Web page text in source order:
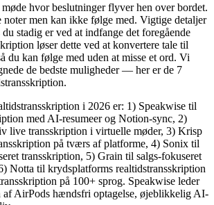
hvor beslutninger flyver hen over bordet.
noter men kan ikke følge med. Vigtige detaljer
stadig er ved at indfange det foregående
løser dette ved at konvertere tale til
du kan følge med uden at misse et ord. Vi
de bedste muligheder — her er de 7
i 2026 er: 1) Speakwise til
med AI-resumeer og Notion-sync, 2)
live transskription i virtuelle møder, 3) Krisp
på tværs af platforme, 4) Sonix til
transskription, 5) Grain til salgs-fokuseret
Notta til krydsplatforms realtidstransskription
på 100+ sprog. Speakwise leder
af AirPods hændsfri optagelse, øjeblikkelig AI-